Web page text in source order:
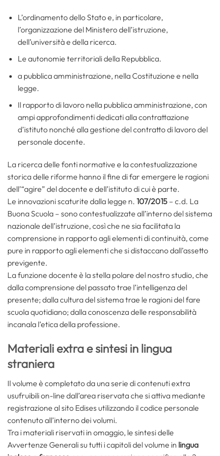
L’ordinamento dello Stato e, in particolare,
l’organizzazione del Ministero dell’istruzione,
dell’università e della ricerca.
Le autonomie territoriali della Repubblica.
a pubblica amministrazione, nella Costituzione e nella
legge.
Il rapporto di lavoro nella pubblica amministrazione, con
ampi approfondimenti dedicati alla contrattazione
d’istituto nonché alla gestione del contratto di lavoro del
personale docente.
La ricerca delle fonti normative e la contestualizzazione
storica delle riforme hanno il fine di far emergere le ragioni
dell’“agire” del docente e dell’istituto di cui è parte.
Le innovazioni scaturite dalla legge n. 107/2015 – c.d. La
Buona Scuola – sono contestualizzate all’interno del sistema
nazionale dell’istruzione, così che ne sia facilitata la
comprensione in rapporto agli elementi di continuità, come
pure in rapporto agli elementi che si distaccano dall’assetto
previgente.
La funzione docente è la stella polare del nostro studio, che
dalla comprensione del passato trae l’intelligenza del
presente; dalla cultura del sistema trae le ragioni del fare
scuola quotidiano; dalla conoscenza delle responsabilità
incanala l’etica della professione.
Materiali extra e sintesi in lingua
straniera
Il volume è completato da una serie di contenuti extra
usufruibili on-line dall’area riservata che si attiva mediante
registrazione al sito Edises utilizzando il codice personale
contenuto all’interno dei volumi.
Tra i materiali riservati in omaggio, le sintesi delle
Avvertenze Generali su tutti i capitoli del volume in lingua